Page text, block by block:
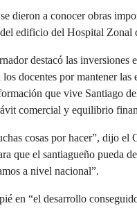
dieron a conocer obras
edificio del Hospital
destacó las inversiones
docentes por mantener
que vive Santiago
comercial y equilibrio
cosas por hacer”, dijo
que el santiagueño pueda
a nivel nacional”.
en “el desarrollo